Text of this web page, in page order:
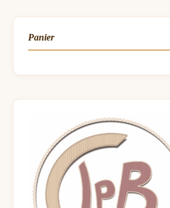
Panier